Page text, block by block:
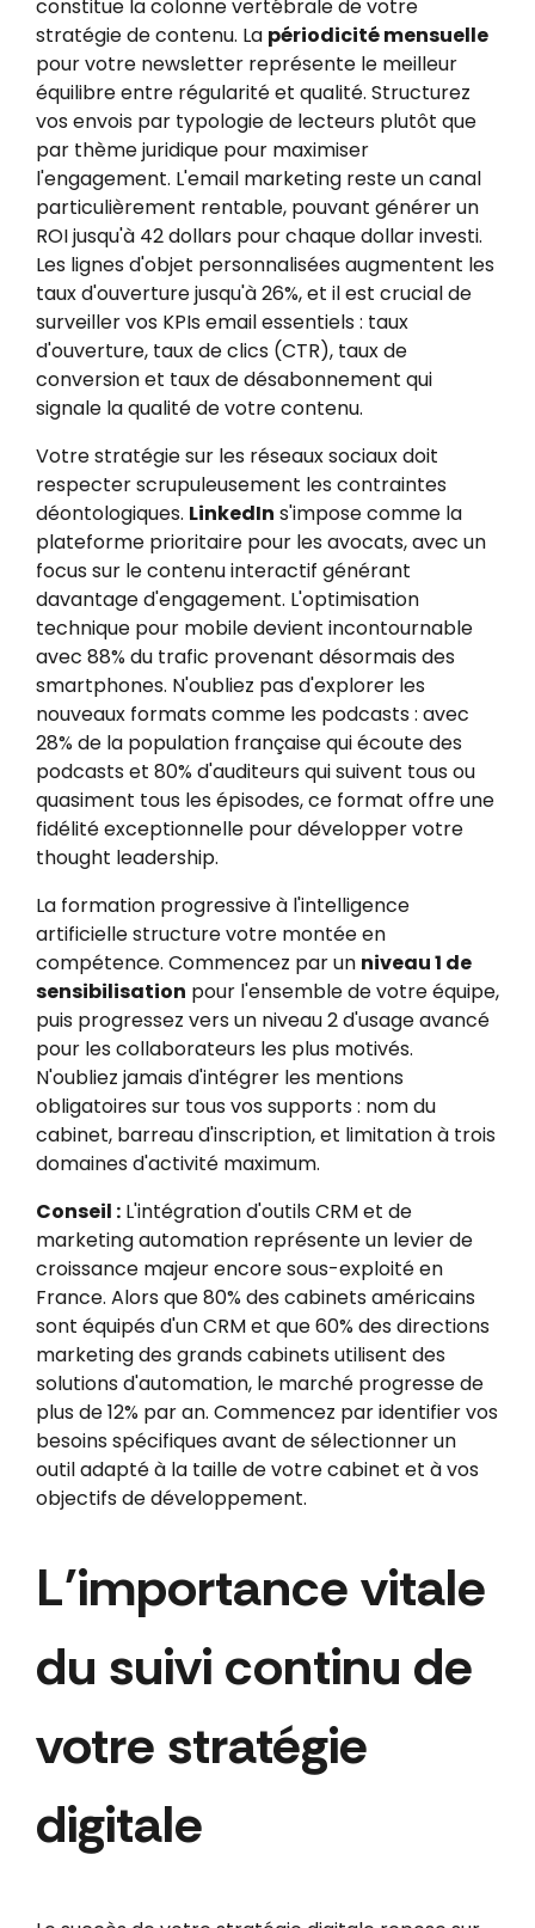
constitue la colonne vertébrale de votre
stratégie de contenu. La périodicité mensuelle
pour votre newsletter représente le meilleur
équilibre entre régularité et qualité. Structurez
vos envois par typologie de lecteurs plutôt que
par thème juridique pour maximiser
l'engagement. L'email marketing reste un canal
particulièrement rentable, pouvant générer un
ROI jusqu'à 42 dollars pour chaque dollar investi.
Les lignes d'objet personnalisées augmentent les
taux d'ouverture jusqu'à 26%, et il est crucial de
surveiller vos KPIs email essentiels : taux
d'ouverture, taux de clics (CTR), taux de
conversion et taux de désabonnement qui
signale la qualité de votre contenu.
Votre stratégie sur les réseaux sociaux doit
respecter scrupuleusement les contraintes
déontologiques. LinkedIn s'impose comme la
plateforme prioritaire pour les avocats, avec un
focus sur le contenu interactif générant
davantage d'engagement. L'optimisation
technique pour mobile devient incontournable
avec 88% du trafic provenant désormais des
smartphones. N'oubliez pas d'explorer les
nouveaux formats comme les podcasts : avec
28% de la population française qui écoute des
podcasts et 80% d'auditeurs qui suivent tous ou
quasiment tous les épisodes, ce format offre une
fidélité exceptionnelle pour développer votre
thought leadership.
La formation progressive à l'intelligence
artificielle structure votre montée en
compétence. Commencez par un niveau 1 de
sensibilisation pour l'ensemble de votre équipe,
puis progressez vers un niveau 2 d'usage avancé
pour les collaborateurs les plus motivés.
N'oubliez jamais d'intégrer les mentions
obligatoires sur tous vos supports : nom du
cabinet, barreau d'inscription, et limitation à trois
domaines d'activité maximum.
Conseil :L'intégration d'outils CRM et de
marketing automation représente un levier de
croissance majeur encore sous-exploité en
France. Alors que 80% des cabinets américains
sont équipés d'un CRM et que 60% des directions
marketing des grands cabinets utilisent des
solutions d'automation, le marché progresse de
plus de 12% par an. Commencez par identifier vos
besoins spécifiques avant de sélectionner un
outil adapté à la taille de votre cabinet et à vos
objectifs de développement.
L'importance vitale
du suivi continu de
votre stratégie
digitale